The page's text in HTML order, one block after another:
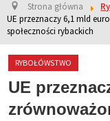
Strona główna
UE przeznaczy 6,1 mld
społeczności rybackich
RYBOŁÓWSTWO
UE